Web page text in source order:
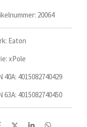
20064
Eaton
xPole
40A: 4015082740429
63A: 4015082740450